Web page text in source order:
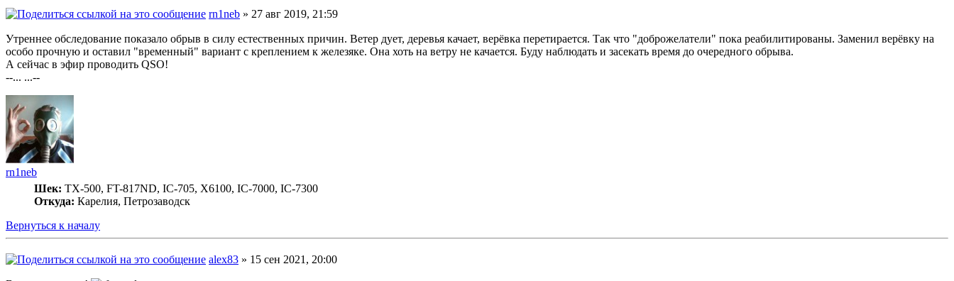
rn1neb » 27 авг 2019, 21:59
Утреннее обследование показало обрыв в силу естественных причин. Ветер дует, деревья качает, верёвка перетирается. Так что "доброжелатели" пока реабилитированы. Заменил верёвку на
особо прочную и оставил "временный" вариант с креплением к железяке. Она хоть на ветру не качается. Буду наблюдать и засекать время до очередного обрыва.
А сейчас в эфир проводить QSO!
--... ...--
rn1neb
Шек: TX-500, FT-817ND, IC-705, X6100, IC-7000, IC-7300
Откуда: Карелия, Петрозаводск
Вернуться к началу
alex83 » 15 сен 2021, 20:00